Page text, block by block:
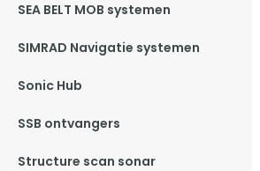
SEA BELT MOB systemen
SIMRAD Navigatie systemen
Sonic Hub
SSB ontvangers
Structure scan sonar